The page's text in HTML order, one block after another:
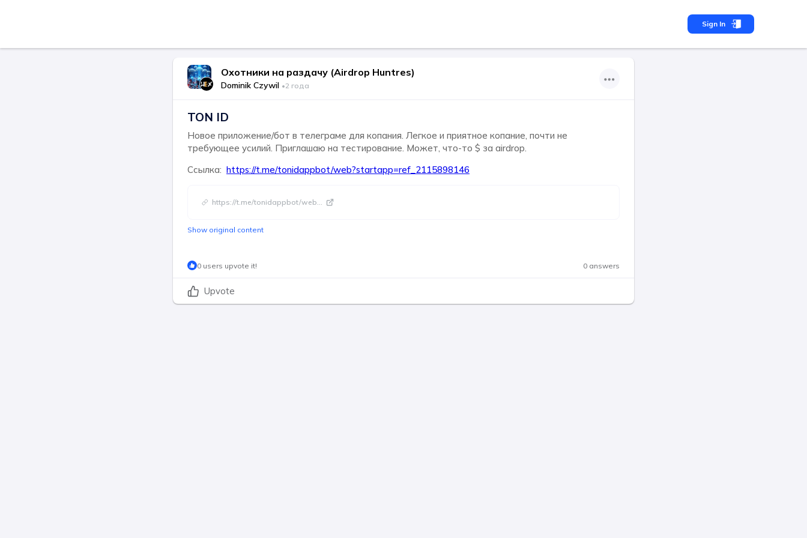
Sign In
Охотники на раздачу (Airdrop Huntres)
Dominik Czywil •2 года
TON ID
Новое приложение/бот в телеграме для копания. Легкое и приятное копание, почти не
требующее усилий. Приглашаю на тестирование. Может, что-то $ за airdrop.
Ссылка: https://t.me/tonidappbot/web?startapp=ref_2115898146
https://t.me/tonidappbot/web...
Show original content
0 users upvote it! 0 answers
Upvote